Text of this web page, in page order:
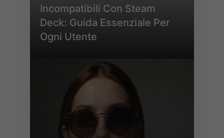
Incompatibili Con Steam
Deck: Guida Essenziale Per
Ogni Utente